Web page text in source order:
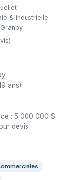
& industrielle —
ans)
: 5 000 000 $
devis